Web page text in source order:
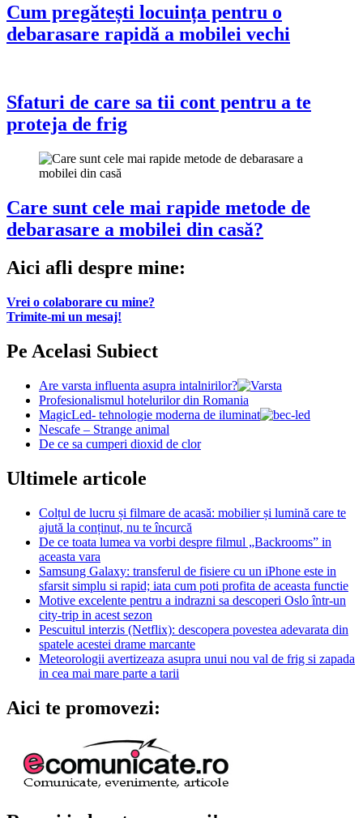
Cum pregătești locuința pentru o
debarasare rapidă a mobilei vechi
Sfaturi de care sa tii cont pentru a te
proteja de frig
Care sunt cele mai rapide metode de
debarasare a mobilei din casă?
Aici afli despre mine:
Vrei o colaborare cu mine?
Trimite-mi un mesaj!
Pe Acelasi Subiect
Are varsta influenta asupra intalnirilor?
Profesionalismul hotelurilor din Romania
MagicLed- tehnologie moderna de iluminat
Nescafe – Strange animal
De ce sa cumperi dioxid de clor
Ultimele articole
Colțul de lucru și filmare de acasă: mobilier și lumină care te
ajută la conținut, nu te încurcă
De ce toata lumea va vorbi despre filmul „Backrooms” in
aceasta vara
Samsung Galaxy: transferul de fisiere cu un iPhone este in
sfarsit simplu si rapid; iata cum poti profita de aceasta functie
Motive excelente pentru a indrazni sa descoperi Oslo într-un
city-trip in acest sezon
Pescuitul interzis (Netflix): descopera povestea adevarata din
spatele acestei drame marcante
Meteorologii avertizeaza asupra unui nou val de frig si zapada
in cea mai mare parte a tarii
Aici te promovezi: